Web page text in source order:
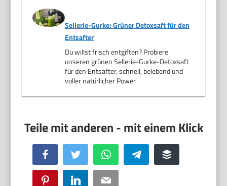
Sellerie-Gurke: Grüner Detoxsaft für den
Entsafter
Du willst frisch entgiften? Probiere
unseren grünen Sellerie-Gurke-Detoxsaft
für den Entsafter, schnell, belebend und
voller natürlicher Power.
Facebook Twitter WhatsApp Telegram Buffer
Pinterest LinkedIn Email